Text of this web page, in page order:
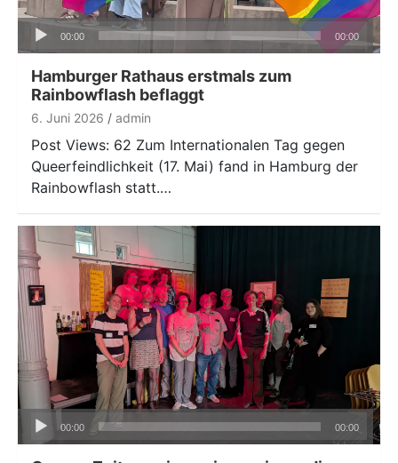
Audio-
Player
00:00 00:00
Hamburger Rathaus erstmals zum
Rainbowflash beflaggt
6. Juni 2026 admin
Post Views: 62 Zum Internationalen Tag gegen
Queerfeindlichkeit (17. Mai) fand in Hamburg der
Rainbowflash statt.…
Audio-
Player
00:00 00:00